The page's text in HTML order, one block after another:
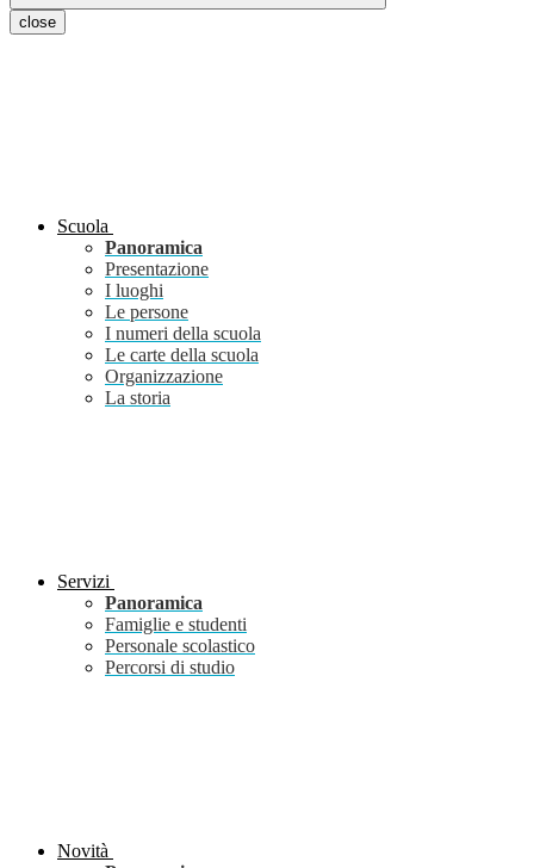
close
Scuola
Panoramica
Presentazione
I luoghi
Le persone
I numeri della scuola
Le carte della scuola
Organizzazione
La storia
Servizi
Panoramica
Famiglie e studenti
Personale scolastico
Percorsi di studio
Novità